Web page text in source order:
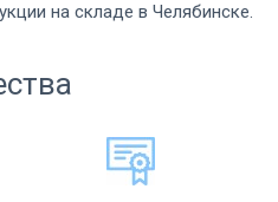
на складе в Челябинске.